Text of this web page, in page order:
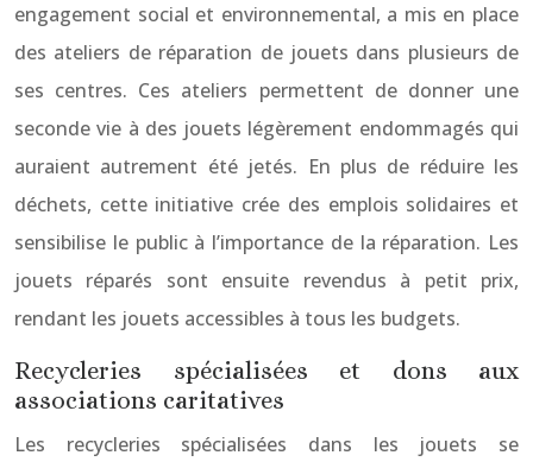
engagement social et environnemental, a mis en place
des ateliers de réparation de jouets dans plusieurs de
ses centres. Ces ateliers permettent de donner une
seconde vie à des jouets légèrement endommagés qui
auraient autrement été jetés. En plus de réduire les
déchets, cette initiative crée des emplois solidaires et
sensibilise le public à l’importance de la réparation. Les
jouets réparés sont ensuite revendus à petit prix,
rendant les jouets accessibles à tous les budgets.
Recycleries spécialisées et dons aux
associations caritatives
Les recycleries spécialisées dans les jouets se